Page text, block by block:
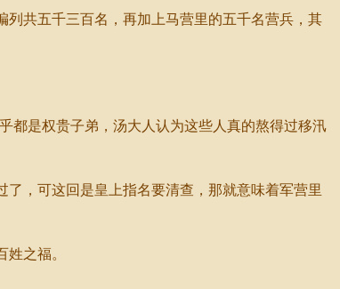
共五千三百名，再加上马营里的五千名营兵，其
是权贵子弟，汤大人认为这些人真的熬得过移汛
，可这回是皇上指名要清查，那就意味着军营里
之福。